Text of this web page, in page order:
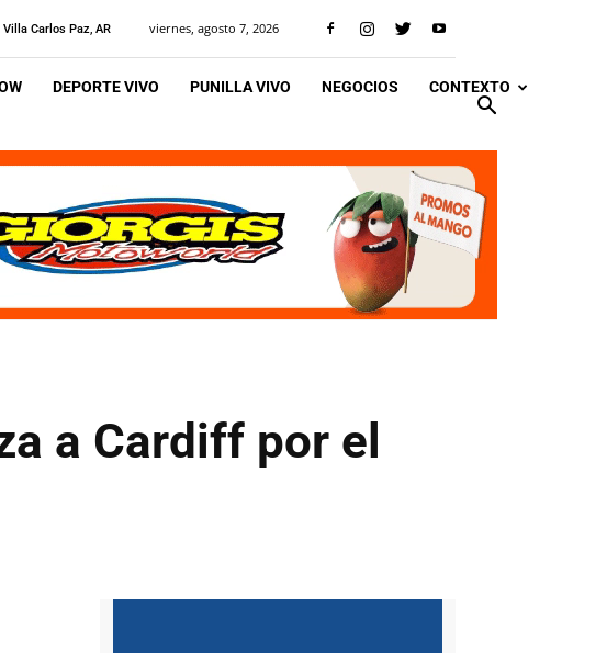
Villa Carlos Paz, AR viernes, agosto 7, 2026
DEPORTE VIVO PUNILLA VIVO NEGOCIOS CONTEXTO
a Cardiff por el